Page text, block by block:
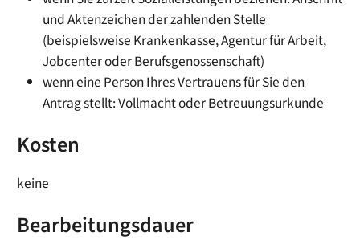
und Aktenzeichen der zahlenden Stelle
(beispielsweise Krankenkasse, Agentur für Arbeit,
Jobcenter oder Berufsgenossenschaft)
wenn eine Person Ihres Vertrauens für Sie den
Antrag stellt: Vollmacht oder Betreuungsurkunde
Kosten
keine
Bearbeitungsdauer